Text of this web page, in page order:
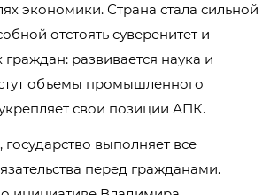
экономики. Страна стала сильной
отстоять суверенитет и
граждан: развивается наука и
объемы промышленного
свои позиции АПК.
выполняет все
перед гражданами.